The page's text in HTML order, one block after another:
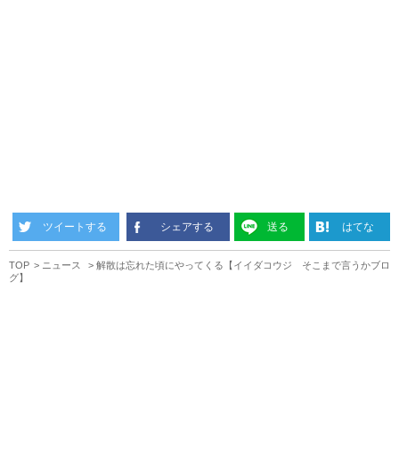
ツイートする シェアする 送る はてな
TOP ニュース
解散は忘れた頃にやってくる【イイダコウジ そこまで言うかブロ
グ】